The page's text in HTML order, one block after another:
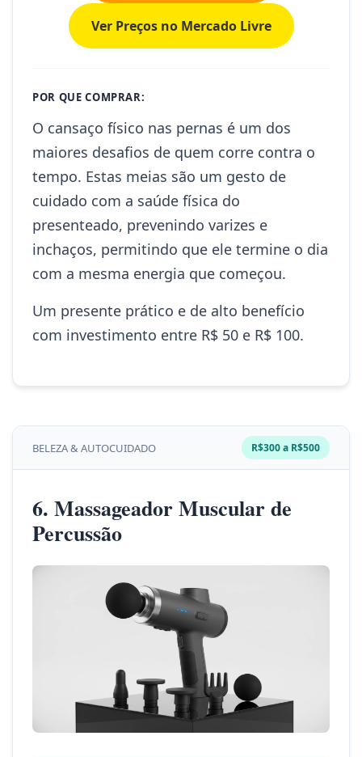
Ver Preços no Mercado Livre
POR QUE COMPRAR:
O cansaço físico nas pernas é um dos
maiores desafios de quem corre contra o
tempo. Estas meias são um gesto de
cuidado com a saúde física do
presenteado, prevenindo varizes e
inchaços, permitindo que ele termine o dia
com a mesma energia que começou.
Um presente prático e de alto benefício
com investimento entre R$ 50 e R$ 100.
BELEZA & AUTOCUIDADO R$300 a R$500
6. Massageador Muscular de
Percussão